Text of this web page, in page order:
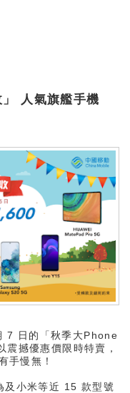
人氣旗艦手機
7 日的「秋季大Phone
撼優惠價限時特賣，
手慢無！
及小米等近 15 款型號